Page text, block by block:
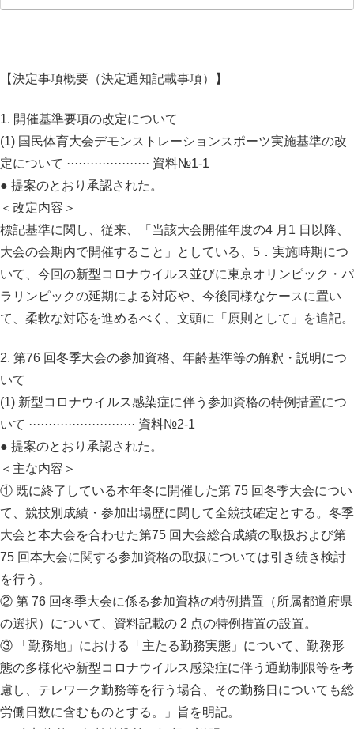
【決定事項概要（決定通知記載事項）】
1. 開催基準要項の改定について
(1) 国民体育大会デモンストレーションスポーツ実施基準の改
定について ····················· 資料№1-1
● 提案のとおり承認された。
＜改定内容＞
標記基準に関し、従来、「当該大会開催年度の4 月1 日以降、
大会の会期内で開催すること」としている、5．実施時期につ
いて、今回の新型コロナウイルス並びに東京オリンピック・パ
ラリンピックの延期による対応や、今後同様なケースに置い
て、柔軟な対応を進めるべく、文頭に「原則として」を追記。
2. 第76 回冬季大会の参加資格、年齢基準等の解釈・説明につ
いて
(1) 新型コロナウイルス感染症に伴う参加資格の特例措置につ
いて ··························· 資料№2-1
● 提案のとおり承認された。
＜主な内容＞
① 既に終了している本年冬に開催した第 75 回冬季大会につい
て、競技別成績・参加出場歴に関して全競技確定とする。冬季
大会と本大会を合わせた第75 回大会総合成績の取扱および第
75 回本大会に関する参加資格の取扱については引き続き検討
を行う。
② 第 76 回冬季大会に係る参加資格の特例措置（所属都道府県
の選択）について、資料記載の 2 点の特例措置の設置。
③ 「勤務地」における「主たる勤務実態」について、勤務形
態の多様化や新型コロナウイルス感染症に伴う通勤制限等を考
慮し、テレワーク勤務等を行う場合、その勤務日についても総
労働日数に含むものとする。」旨を明記。